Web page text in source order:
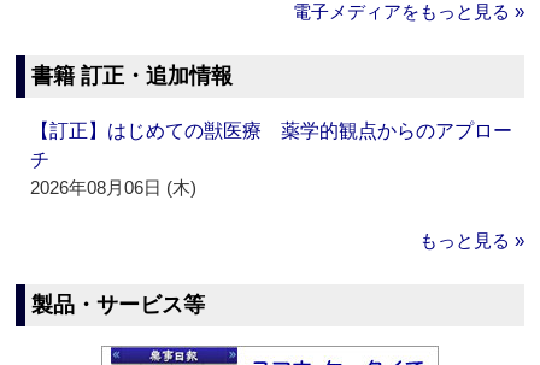
電子メディアをもっと見る »
書籍 訂正・追加情報
【訂正】はじめての獣医療 薬学的観点からのアプロー
チ
2026年08月06日 (木)
もっと見る »
製品・サービス等